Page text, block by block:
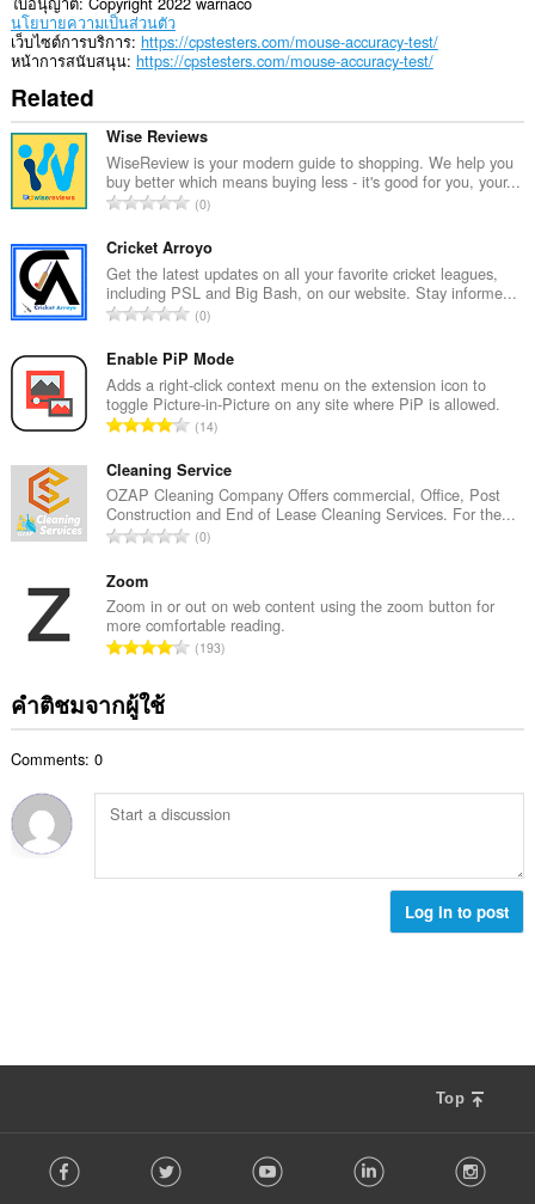
นโยบายความเป็นส่วนตัว
เว็บไซต์การบริการ https://cpstesters.com/mouse-accuracy-test/
หน้าการสนับสนุน https://cpstesters.com/mouse-accuracy-test/
Related
Wise Reviews
WiseReview is your modern guide to shopping. We help you
buy better which means buying less - it's good for you, your...
จำ
ว
น
ค
ะ
น
น
ร
ว
ม
ทั้
ง
ห
:
0
Cricket Arroyo
Get the latest updates on all your favorite cricket leagues,
including PSL and Big Bash, on our website. Stay informe...
จำ
ว
น
ค
ะ
น
น
ร
ว
ทั้
ง
ห
0
Enable PiP Mode
Adds a right-click context menu on the extension icon to
toggle Picture-in-Picture on any site where PiP is allowed.
จำ
ว
น
ค
ะ
น
ร
ว
ง
ด
:
14
Cleaning Service
OZAP Cleaning Company Offers commercial, Office, Post
Construction and End of Lease Cleaning Services. For the...
จำ
น
ค
ะ
น
ม
ทั้
0
Zoom
Zoom in or out on web content using the zoom button for
more comfortable reading.
จำ
แ
น
ว
193
คำติชมจากผู้ใช้
Comments: 0
Log in to post
Top
o Facebook Twitter Youtube LinkedIn